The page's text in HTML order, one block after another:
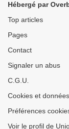
Hébergé par
Top articles
Pages
Contact
Signaler un abus
C.G.U.
Cookies et
Préférences
Voir le profil de